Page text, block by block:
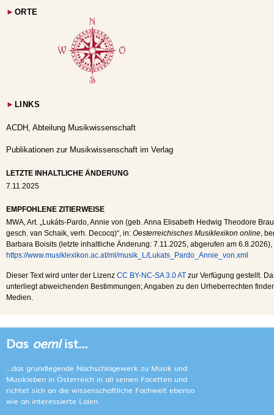
► ORTE
► LINKS
ACDH, Abteilung Musikwissenschaft
Publikationen zur Musikwissenschaft im Verlag
LETZTE INHALTLICHE ÄNDERUNG
7.11.2025
EMPFOHLENE ZITIERWEISE
MWA , Art. „Lukáts-Pardo, Annie von (geb. Anna Elisabeth Hedwig Theodore
gesch. van Schaik, verh. Decocq)“, in: Oesterreichisches Musiklexikon online ,
Barbara Boisits (letzte inhaltliche Änderung: 7.11.2025 , abgerufen am 6.8.2026),
https://www.musiklexikon.ac.at/ml/musik_L/Lukats_Pardo_Annie_von.xml
Dieser Text wird unter der Lizenz CC BY-NC-SA 3.0 AT zur Verfügung gestellt.
unterliegt abweichenden Bestimmungen; Angaben zu den Urheberrechten
Medien.
Das oemlist...
...das grundlegende Nachschlagewerk zu Musik und
Musikleben in Österreich in all seinen Facetten und
richtet sich an die wissenschaftliche Fachwelt ebenso
wie an interessierte Laien.